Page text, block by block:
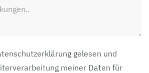
gelesen und
meiner Daten für